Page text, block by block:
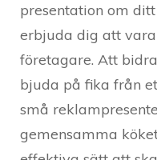
presentation om
erbjuda dig att
företagare. Att
bjuda på fika från
små
gemensamma